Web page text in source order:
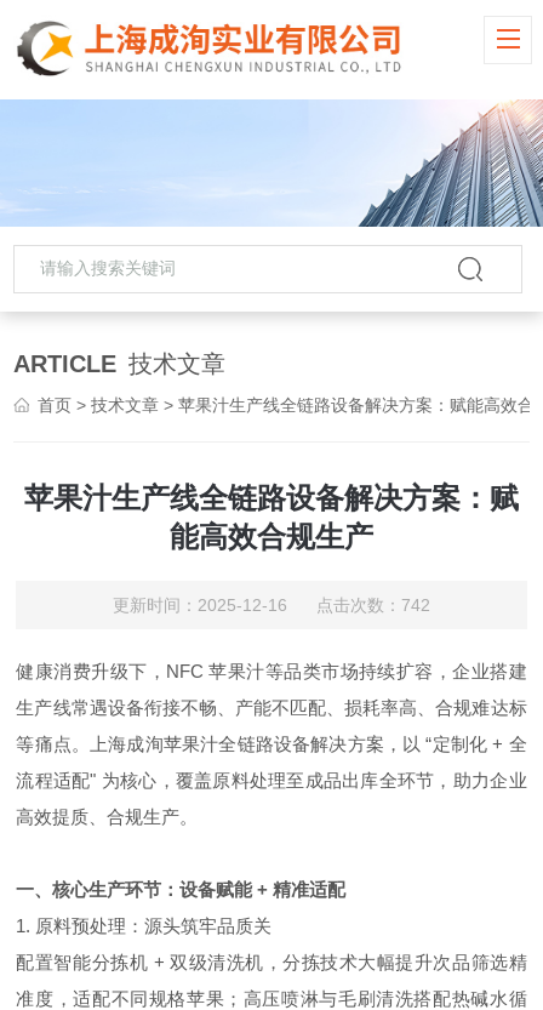
ARTICLE 技术文章
首页 >技术文章 > 苹果汁生产线全链路设备解决方案：赋能高效合规生产
苹果汁生产线全链路设备解决方案：赋
能高效合规生产
更新时间：2025-12-16 点击次数：742
健康消费升级下，NFC 苹果汁等品类市场持续扩容，企业搭建
生产线常遇设备衔接不畅、产能不匹配、损耗率高、合规难达标
等痛点。上海成洵苹果汁全链路设备解决方案，以 “定制化 + 全
流程适配" 为核心，覆盖原料处理至成品出库全环节，助力企业
高效提质、合规生产。
一、核心生产环节：设备赋能 + 精准适配
1. 原料预处理：源头筑牢品质关
配置智能分拣机 + 双级清洗机，分拣技术大幅提升次品筛选精
准度，适配不同规格苹果；高压喷淋与毛刷清洗搭配热碱水循